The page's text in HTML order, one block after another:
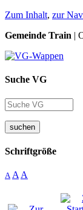
Zum Inhalt, zur
Gemeinde Train |
Suche VG
suchen
Schriftgröße
A A A